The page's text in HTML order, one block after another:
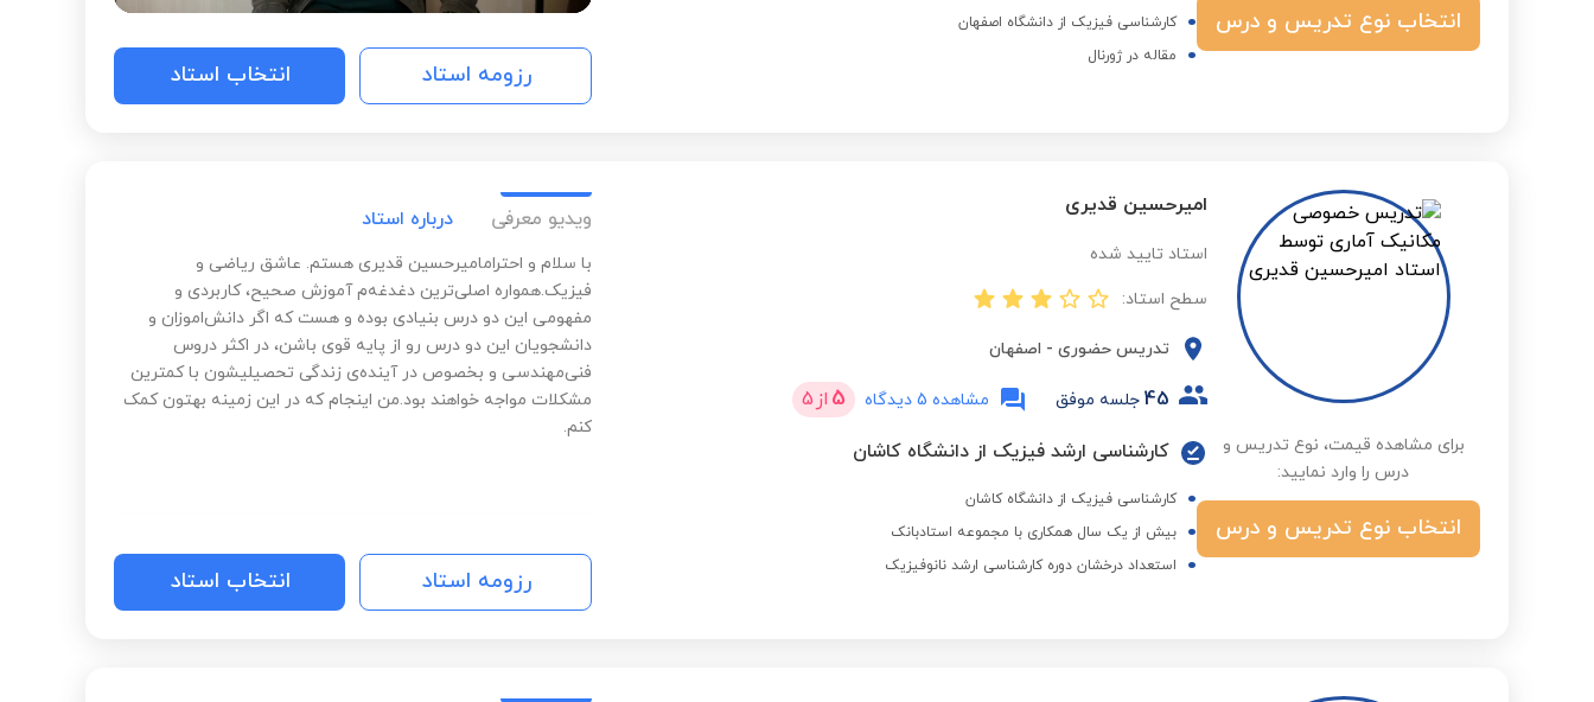
انتخاب نوع تدریس و درس
کارشناسی فیزیک از دانشگاه اصفهان
مقاله در ژورنال
رزومه استاد انتخاب استاد
برای مشاهده قیمت، نوع تدریس و
درس را وارد نمایید:
انتخاب نوع تدریس و درس
امیرحسین قدیری
استاد تایید شده
سطح استاد:
تدریس حضوری - اصفهان
45 جلسه موفق مشاهده 5 دیدگاه 5 از 5
کارشناسی ارشد فیزیک از دانشگاه کاشان
کارشناسی فیزیک از دانشگاه کاشان
بیش از یک سال همکاری با مجموعه استادبانک
استعداد درخشان دوره کارشناسی ارشد نانوفیزیک
ویدیو معرفی درباره استاد
با سلام و احترامامیرحسین قدیری هستم. عاشق ریاضی و
فیزیک.همواره اصلی‌ترین دغدغه‌م آموزش صحیح، کاربردی و
مفهومی این دو درس بنیادی بوده و هست که اگر دانش‌اموزان و
دانشجویان این دو درس رو از پایه قوی باشن، در اکثر دروس
فنی‌مهندسی و بخصوص در آینده‌ی زندگی تحصیلیشون با کمترین
مشکلات مواجه خواهند بود.من اینجام که در این زمینه بهتون کمک
کنم.
رزومه استاد انتخاب استاد